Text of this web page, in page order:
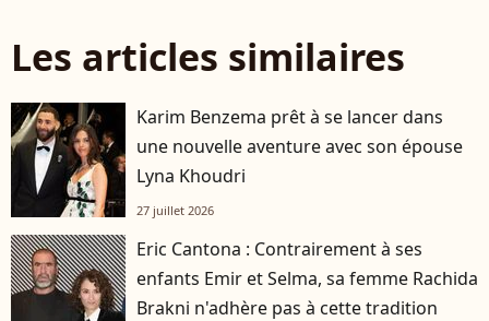
Les articles similaires
Karim Benzema prêt à se lancer dans
une nouvelle aventure avec son épouse
Lyna Khoudri
27 juillet 2026
Eric Cantona : Contrairement à ses
enfants Emir et Selma, sa femme Rachida
Brakni n'adhère pas à cette tradition